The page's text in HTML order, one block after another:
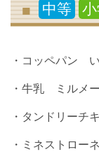
中等
・コッペパン
・牛乳 ミルメ
・タンドリーチ
・ミネストローネ